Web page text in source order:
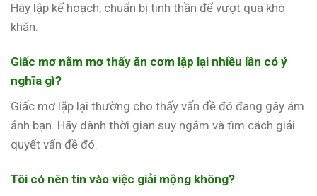
Hãy lập kế hoạch, chuẩn bị tinh thần để vượt qua khó
khăn.
Giấc mơ nằm mơ thấy ăn cơm lặp lại nhiều lần có ý
nghĩa gì?
Giấc mơ lặp lại thường cho thấy vấn đề đó đang gây ám
ảnh bạn. Hãy dành thời gian suy ngẫm và tìm cách giải
quyết vấn đề đó.
Tôi có nên tin vào việc giải mộng không?